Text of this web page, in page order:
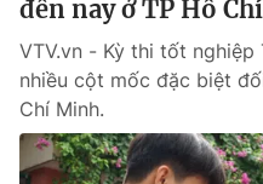
đến nay ở TP Hồ
VTV.vn - Kỳ thi tốt nghiệp
nhiều cột mốc đặc biệt
Chí Minh.